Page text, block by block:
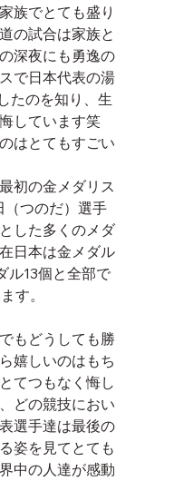
族でとても盛り
の試合は家族と
深夜にも勇逸の
で日本代表の湯
たのを知り、生
しています笑
はとてもすごい
初の金メダリス
（つのだ）選手
した多くのメダ
日本は金メダル
ル13個と全部で
す。
もどうしても勝
嬉しいのはもち
てつもなく悔し
どの競技におい
選手達は最後の
姿を見てとても
中の人達が感動